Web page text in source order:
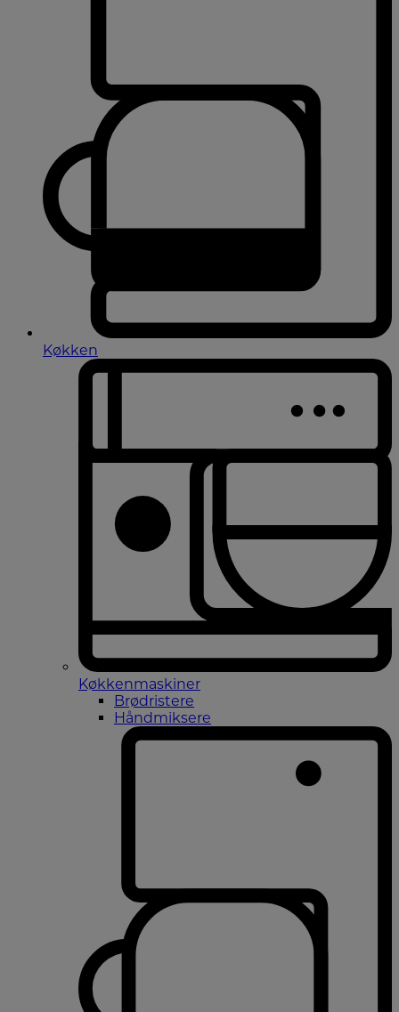
Køkken
Køkkenmaskiner
Brødristere
Håndmiksere